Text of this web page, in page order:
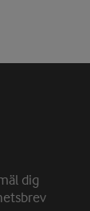
dig